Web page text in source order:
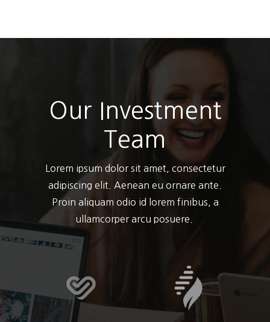
Our Investment
Team
Lorem ipsum dolor sit amet, consectetur
adipiscing elit. Aenean eu ornare ante.
Proin aliquam odio id lorem finibus, a
ullamcorper arcu posuere.